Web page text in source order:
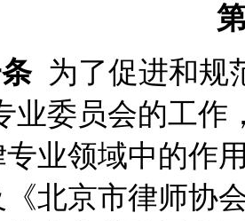
为了促进和规
业委员会的工
业领域中的作
北京市律师协